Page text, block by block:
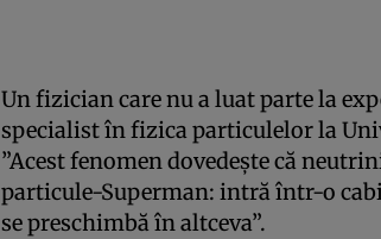
Un fizician care nu a luat parte la
specialist în fizica particulelor la
”Acest fenomen dovedeşte că
particule-Superman: intră într-o
se preschimbă în altceva”.